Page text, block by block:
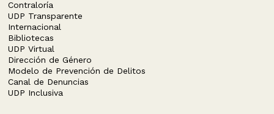
Contraloría
UDP Transparente
Internacional
Bibliotecas
UDP Virtual
Dirección de Género
Modelo de Prevención de Delitos
Canal de Denuncias
UDP Inclusiva